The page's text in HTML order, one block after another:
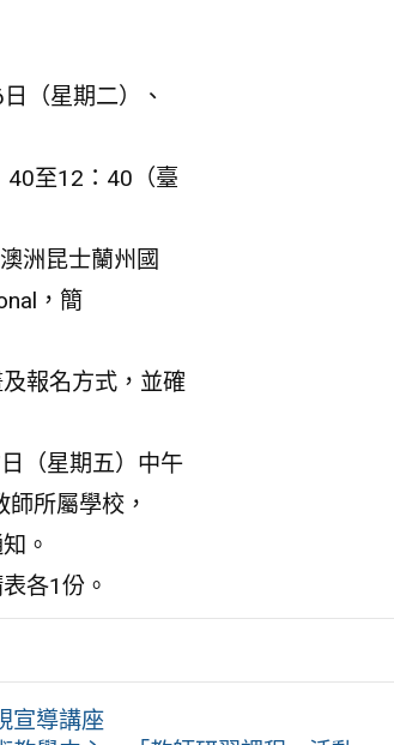
（星期二）、
40至12：40（臺
洲昆士蘭州國
，簡
報名方式，並確
（星期五）中午
所屬學校，
。
各1份。
宣導講座